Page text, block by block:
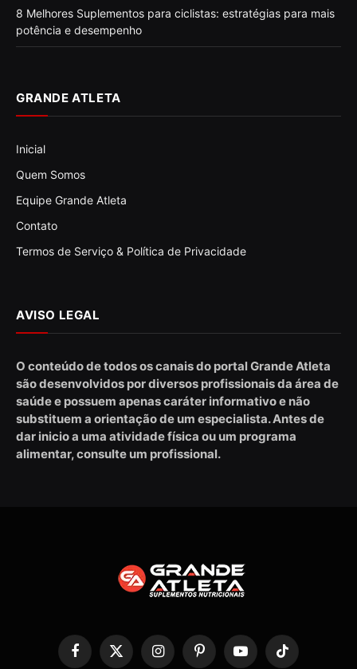
8 Melhores Suplementos para ciclistas: estratégias para mais
potência e desempenho
GRANDE ATLETA
Inicial
Quem Somos
Equipe Grande Atleta
Contato
Termos de Serviço & Política de Privacidade
AVISO LEGAL
O conteúdo de todos os canais do portal Grande Atleta
são desenvolvidos por diversos profissionais da área de
saúde e possuem apenas caráter informativo e não
substituem a orientação de um especialista. Antes de
dar inicio a uma atividade física ou um programa
alimentar, consulte um profissional.
Facebook
X
InstagramPinterestYouTubeTikTok